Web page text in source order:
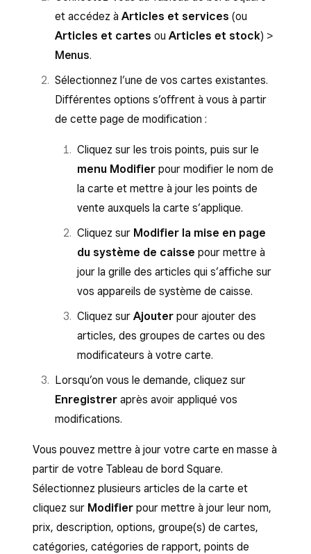
Cliquez surContinuer.
Saisissez un
nom de carte
et sélectionnez
le
Square vous enverra un e-mail lorsque votre
carte sera prête. Dans la plupart des cas, la
fichiers.
Dans la liste, sélectionnez la plateforme qui
carte
Sélectionnez le mode d’importation de
votre carte : connexion sécurisée ou
partage d’une URL publique.
Cliquez surContinuer pour vous
connecter.
Connectez-vous à la plateforme qui
contient votre carte.
Autorisez l’importation de la carte et des
autres données.
Affichez la carte et modifiez-la si
nécessaire, puis cliquez surApprouver
Cliquez sur Enregistrer
Cliquez surAjouter un article pour
sélectionner les articles existants dans le
menu déroulant. Pour créer des articles et
les ajouter à la carte, sélectionnez
Ajouter
plusieurs articles
visible en cuisineet unprix d’article.
Cliquez sur
Créer des articles > Terminé
pour ajouter les articles à votre carte.
et accédez à Articles et services (ou
Articles et cartes ou Articles et stock) >
Menus.
Sélectionnez l’une de vos cartes existantes.
Différentes options s’offrent à vous à partir
de cette page de modification :
Cliquez sur les trois points, puis sur le
menu Modifier pour modifier le nom de
la carte et mettre à jour les points de
vente auxquels la carte s’applique.
Cliquez sur Modifier la mise en page
du système de caisse pour mettre à
jour la grille des articles qui s’affiche sur
vos appareils de système de caisse.
Cliquez sur Ajouter pour ajouter des
articles, des groupes de cartes ou des
modificateurs à votre carte.
Lorsqu’on vous le demande, cliquez sur
Enregistrer après avoir appliqué vos
modifications.
Vous pouvez mettre à jour votre carte en masse à
partir de votre Tableau de bord Square.
Sélectionnez plusieurs articles de la carte et
cliquez sur Modifier pour mettre à jour leur nom,
prix, description, options, groupe(s) de cartes,
catégories, catégories de rapport, points de